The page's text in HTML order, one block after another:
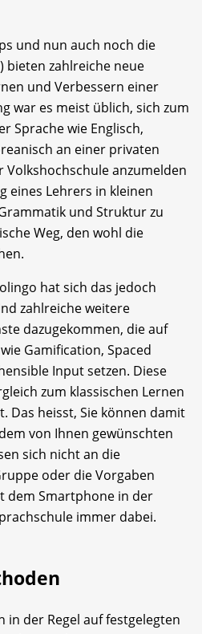
und nun auch noch die
bieten zahlreiche neue
und Verbessern einer
war es meist üblich, sich zum
Sprache wie Englisch,
an einer privaten
Volkshochschule anzumelden
eines Lehrers in kleinen
und Struktur zu
Weg, den wohl die
hat sich das jedoch
zahlreiche weitere
dazugekommen, die auf
Gamification, Spaced
Input setzen. Diese
zum klassischen Lernen
Das heisst, Sie können damit
von Ihnen gewünschten
sich nicht an die
oder die Vorgaben
dem Smartphone in der
immer dabei.
in der Regel auf festgelegten